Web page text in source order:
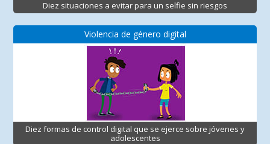
Diez situaciones a evitar para un selfie sin riesgos
Violencia de género digital
Diez formas de control digital que se ejerce sobre jóvenes y
adolescentes